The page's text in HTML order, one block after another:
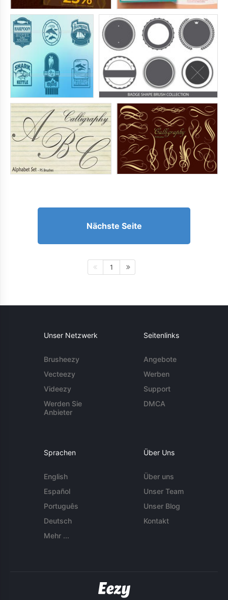
Nächste Seite
1
Unser Netzwerk
Brusheezy
Vecteezy
Videezy
Werden Sie
Anbieter
Seitenlinks
Angebote
Werben
Support
DMCA
Sprachen
English
Español
Português
Deutsch
Mehr ...
Über Uns
Über uns
Unser Team
Unser Blog
Kontakt